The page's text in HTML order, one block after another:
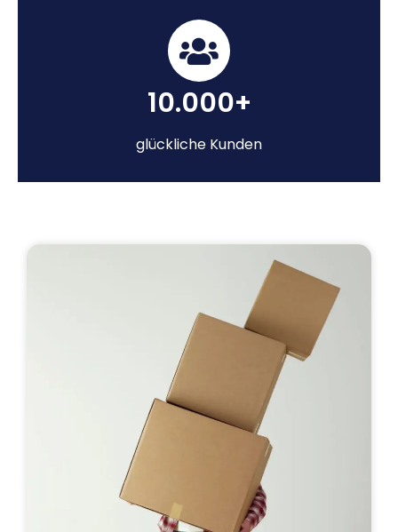
10.000+
glückliche Kunden